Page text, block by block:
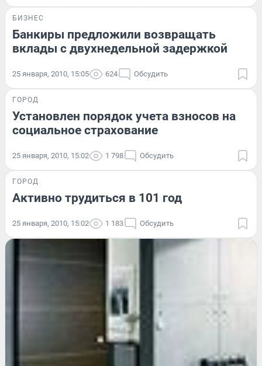
БИЗНЕС
Банкиры предложили возвращать
вклады с двухнедельной задержкой
25 января, 2010, 15:05 624 Обсудить
ГОРОД
Установлен порядок учета взносов на
социальное страхование
25 января, 2010, 15:02 1 798 Обсудить
ГОРОД
Активно трудиться в 101 год
25 января, 2010, 15:02 1 183 Обсудить